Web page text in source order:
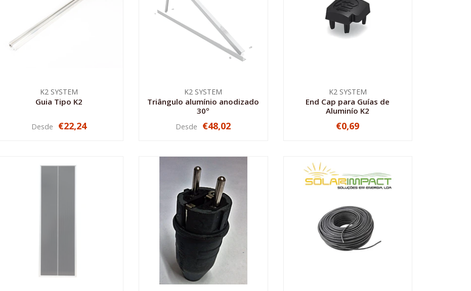
K2 SYSTEM
Guia Tipo K2
INDISPONÍVEL
Desde €22,24
K2 SYSTEM
Triângulo alumínio anodizado
30º
INDISPONÍVEL
Desde €48,02
K2 SYSTEM
End Cap para Guías de
Aluminío K2
+
€0,69